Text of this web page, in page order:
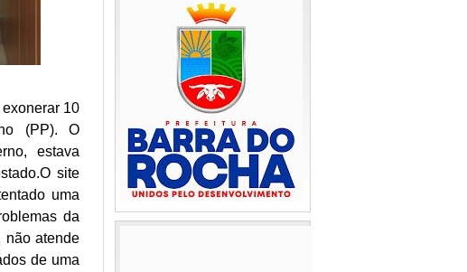
10
(PP). O
estava
site
uma
da
não atende
de uma